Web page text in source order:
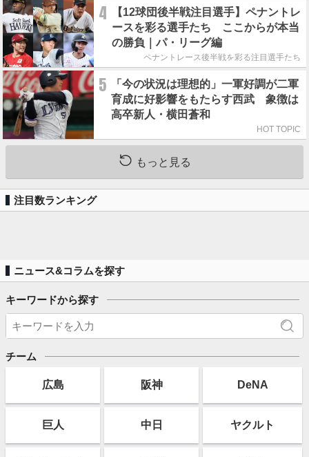
4
【12球団後半戦注目選手】ペナントレ
ースを彩る選手たち ここからが本当
の勝負｜パ・リーグ編
ペナントレース後半戦を彩る注目選手たち
5
「今の状況は理想的」一軍好調が二軍
育成に好影響をもたらす西武 象徴は
高卒新人・横田蒼和
HOT TOPIC
もっと見る
注目数ランキング
ニュース&コラムを探す
キーワードから探す
チーム
広島 阪神 DeNA
巨人 中日 ヤクルト